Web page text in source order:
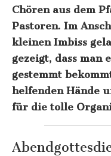
Chören aus dem
Pastoren. Im
kleinen Imbiss
gezeigt, dass man
gestemmt
helfenden Hände
für die tolle